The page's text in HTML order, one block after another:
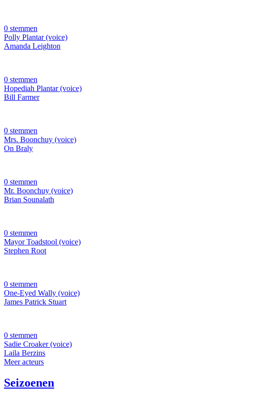
0 stemmen
Polly Plantar (voice)
Amanda Leighton
0 stemmen
Hopediah Plantar (voice)
Bill Farmer
0 stemmen
Mrs. Boonchuy (voice)
On Braly
0 stemmen
Mr. Boonchuy (voice)
Brian Sounalath
0 stemmen
Mayor Toadstool (voice)
Stephen Root
0 stemmen
One-Eyed Wally (voice)
James Patrick Stuart
0 stemmen
Sadie Croaker (voice)
Laila Berzins
Meer acteurs
Seizoenen